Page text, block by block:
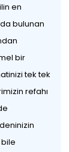
en
bulunan
bir
tek tek
refahı
bile